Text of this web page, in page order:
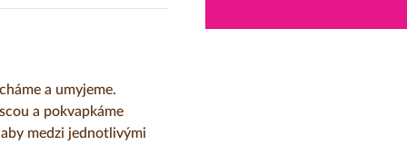
a umyjeme.
a pokvapkáme
medzi jednotlivými